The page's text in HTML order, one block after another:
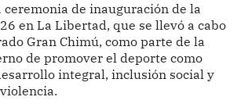
de inauguración de la
en La Libertad, que se llevó a cabo
Gran Chimú, como parte de la
de promover el deporte como
integral, inclusión social y